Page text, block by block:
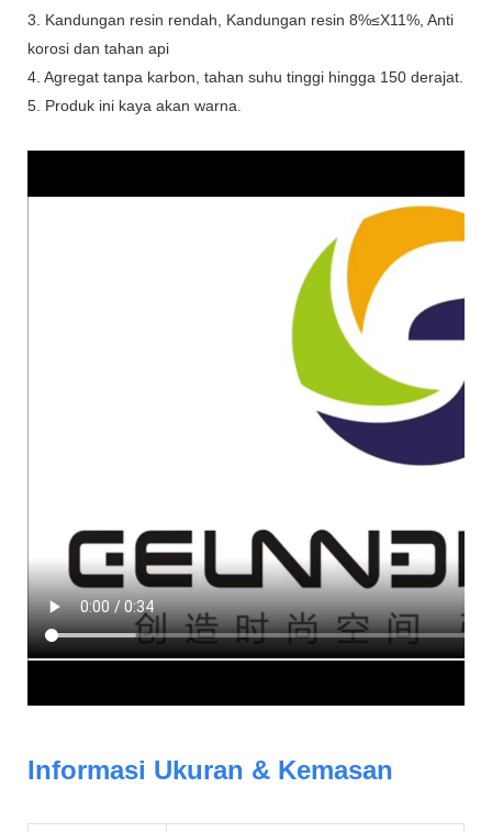
3. Kandungan resin rendah, Kandungan resin 8%≤X11%, Anti
korosi dan tahan api
4. Agregat tanpa karbon, tahan suhu tinggi hingga 150 derajat.
5. Produk ini kaya akan warna.
Informasi Ukuran & Kemasan